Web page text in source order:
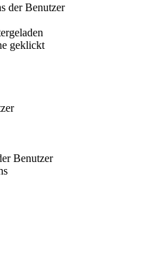
der Benutzer
geklickt
Benutzer